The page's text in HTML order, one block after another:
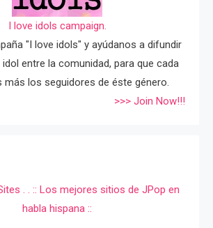
I love idols campaign.
"I love idols" y ayúdanos a difundir
entre la comunidad, para que cada
más los seguidores de éste género.
>>> Join Now!!!